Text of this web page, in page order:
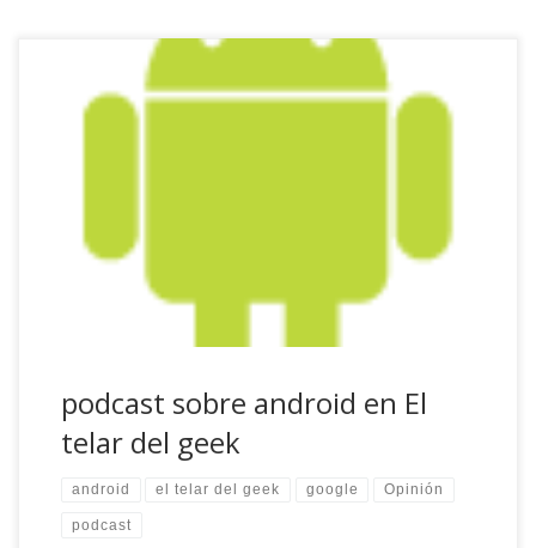
crecimiento exponencial del último año […]
podcast sobre android en El
telar del geek
android el telar del geek google Opinión
podcast